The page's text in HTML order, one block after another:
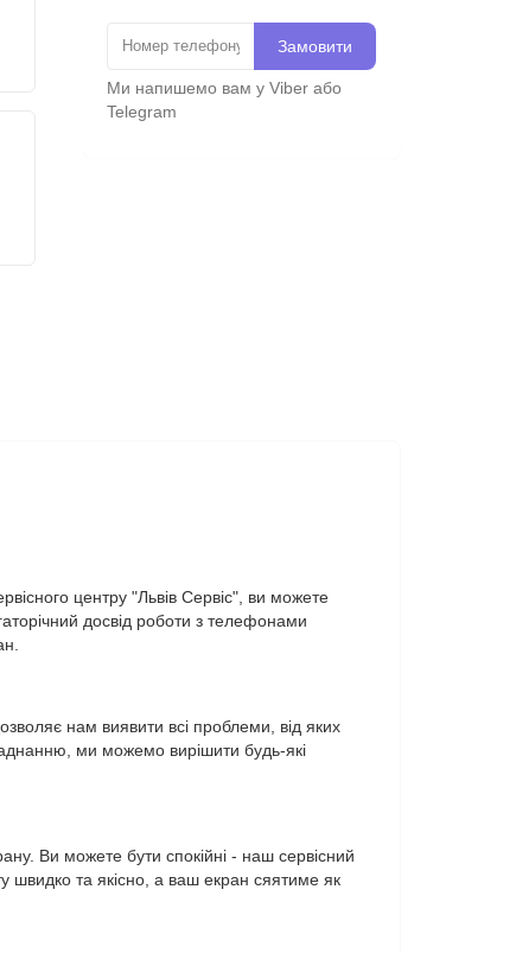
Замовити
Ми напишемо вам у Viber або
Telegram
центру "Львів Сервіс", ви можете
досвід роботи з телефонами
нам виявити всі проблеми, від яких
ми можемо вирішити будь-які
Ви можете бути спокійні - наш сервісний
швидко та якісно, а ваш екран сяятиме як